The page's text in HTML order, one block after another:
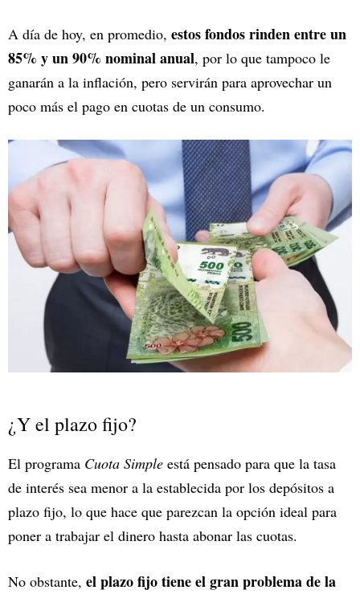
A día de hoy, en promedio, estos fondos rinden entre un
85% y un 90% nominal anual, por lo que tampoco le
ganarán a la inflación, pero servirán para aprovechar un
poco más el pago en cuotas de un consumo.
¿Y el plazo fijo?
El programa Cuota Simple está pensado para que la tasa
de interés sea menor a la establecida por los depósitos a
plazo fijo, lo que hace que parezcan la opción ideal para
poner a trabajar el dinero hasta abonar las cuotas.
No obstante, el plazo fijo tiene el gran problema de la